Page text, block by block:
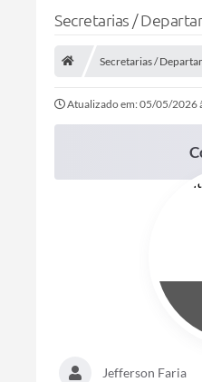
Estrutura Administrativa
Galeria de Vídeos
Secretarias /
Secretarias /
Atualizado em: 05/05/2026
Jefferson Faria